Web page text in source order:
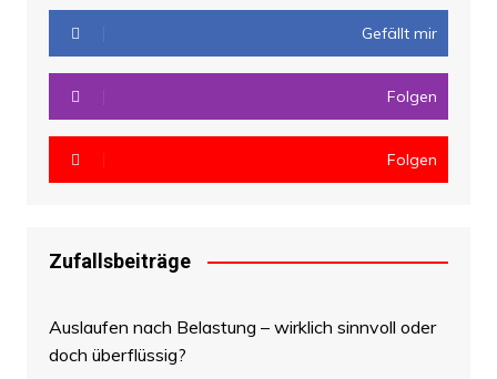
Gefällt mir
Folgen
Folgen
Zufallsbeiträge
Auslaufen nach Belastung – wirklich sinnvoll oder
doch überflüssig?